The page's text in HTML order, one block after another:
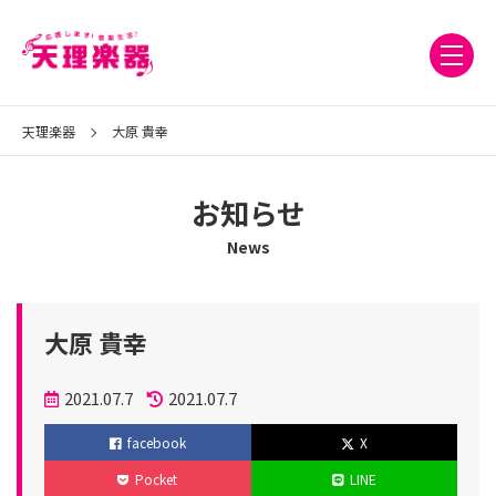
天理楽器 大原 貴幸
お知らせ
News
大原 貴幸
投
稿
日
2021.07.7
更
新
2021.07.7
facebook
X
Pocket
LINE